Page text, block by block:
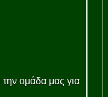
ομάδα μας για